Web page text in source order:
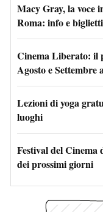
Macy Gray, la voce
Roma: info e
Cinema Liberato: il
Agosto e Settembre
Lezioni di yoga
luoghi
Festival del
dei prossimi giorni